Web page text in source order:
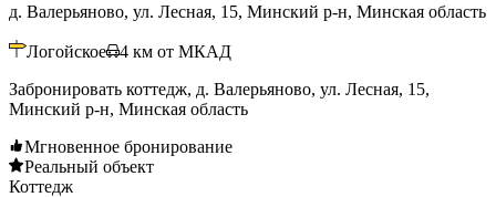
д. Валерьяново, ул. Лесная, 15, Минский р-н, Минская область
Логойское 4 км от МКАД
Забронировать коттедж, д. Валерьяново, ул. Лесная, 15,
Минский р-н, Минская область
Мгновенное бронирование
Реальный объект
Коттедж